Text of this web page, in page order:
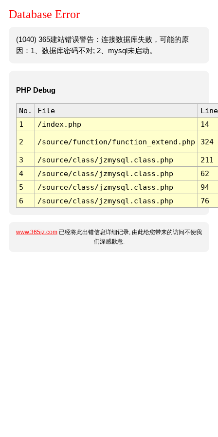
Database Error
(1040) 365建站错误警告：连接数据库失败，可能的原
因：1、数据库密码不对; 2、mysql未启动。
PHP Debug
No. File
Line
1
/index.php 14
2 /source/function/function_extend.php 324
3 /source/class/jzmysql.class.php
211
4
/source/class/jzmysql.class.php
62
5
/source/class/jzmysql.class.php
94
6
/source/class/jzmysql.class.php 76
www.365jz.com 已经将此出错信息详细记录, 由此给您带来的访问不便我
们深感歉意.